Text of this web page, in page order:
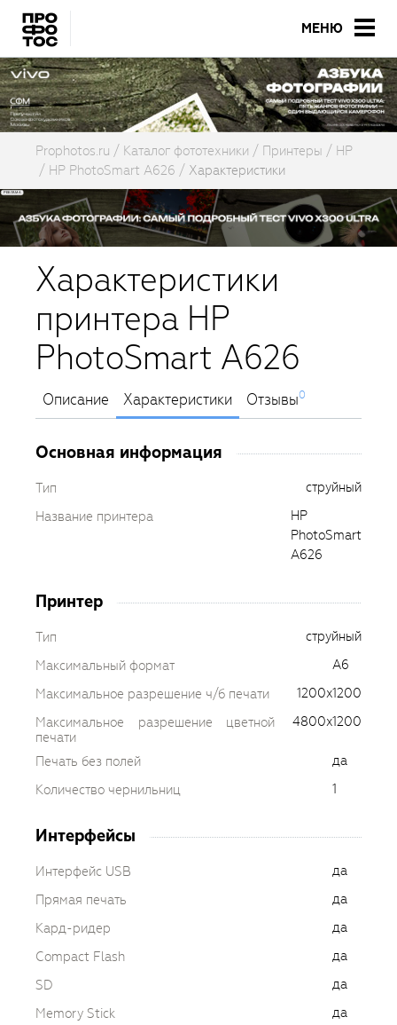
МЕНЮ
Prophotos.ru Каталог фототехники Принтеры
HP
HP PhotoSmart A626
Характеристики
Характеристики
принтера HP
PhotoSmart A626
Описание Характеристики Отзывы0
Основная информация
Тип
струйный
Название принтера
HP
PhotoSmart
A626
Принтер
Тип
струйный
Максимальный формат
A6
Максимальное разрешение ч/б печати
1200x1200
Максимальное разрешение цветной
печати
4800x1200
Печать без полей
да
Количество чернильниц
1
Интерфейсы
Интерфейс USB
да
Прямая печать
да
Кард-ридер
да
Compact Flash
да
SD
да
Memory Stick
да